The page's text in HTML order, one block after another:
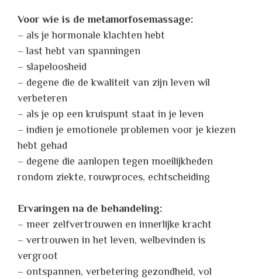
Voor wie is de metamorfosemassage:
– als je hormonale klachten hebt
– last hebt van spanningen
– slapeloosheid
– degene die de kwaliteit van zijn leven wil
verbeteren
– als je op een kruispunt staat in je leven
– indien je emotionele problemen voor je kiezen
hebt gehad
– degene die aanlopen tegen moeilijkheden
rondom ziekte, rouwproces, echtscheiding
Ervaringen na de behandeling:
– meer zelfvertrouwen en innerlijke kracht
– vertrouwen in het leven, welbevinden is
vergroot
– ontspannen, verbetering gezondheid, vol